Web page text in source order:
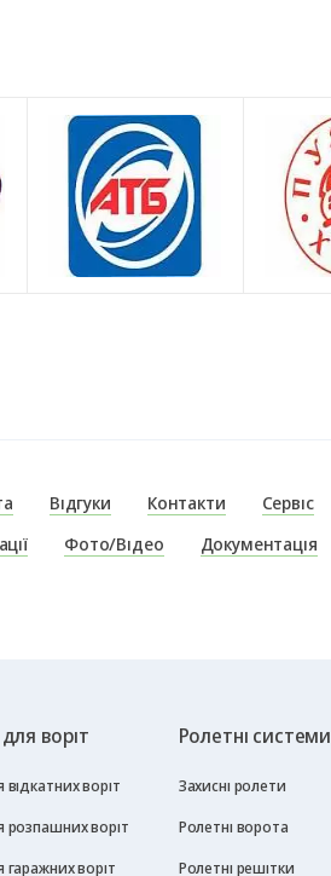
Відгуки Контакти Сервіс
Фото/Відео
Документація
воріт
воріт
воріт
воріт
Ролетні системи
Захисні ролети
Ролетні ворота
Ролетні решітки